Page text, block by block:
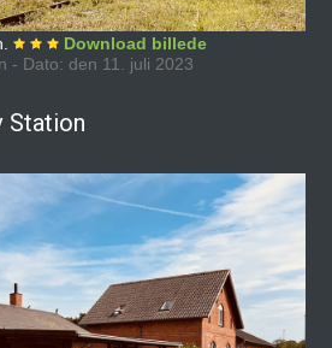
Download billede
- Dato: den 11. juli 2023
Station